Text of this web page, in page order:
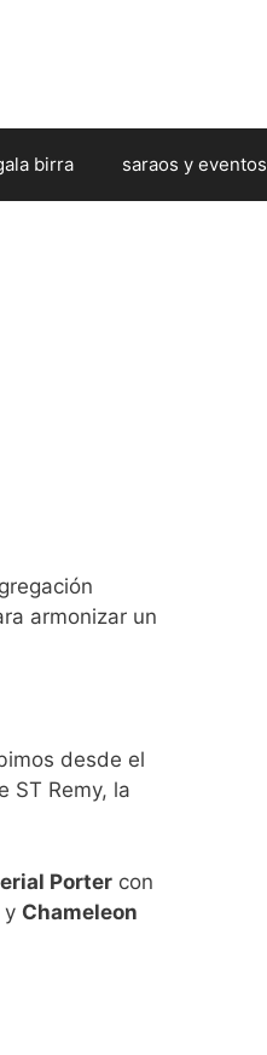
birra saraos y eventos
armonizar un
desde el
ST Remy, la
Porter con
y Chameleon